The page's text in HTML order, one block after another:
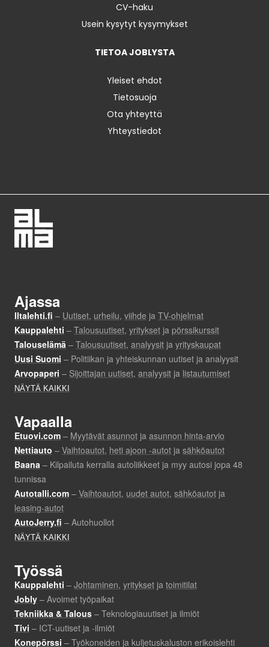
CV-haku
Usein kysytyt kysymykset
TIETOA JOBLYSTA
Yleiset ehdot
Tietosuoja
Ota yhteyttä
Yhteystiedot